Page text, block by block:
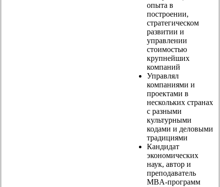
опыта в
построении,
стратегическом
развитии и
управлении
стоимостью
крупнейших
компаний
Управлял
компаниями и
проектами в
нескольких странах
с разными
культурными
кодами и деловыми
традициями
Кандидат
экономических
наук, автор и
преподаватель
MBA-программ